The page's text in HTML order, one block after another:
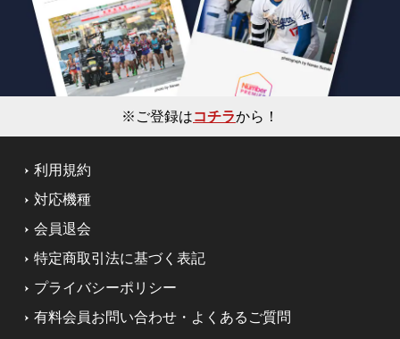
※ご登録はコチラから！
利用規約
対応機種
会員退会
特定商取引法に基づく表記
プライバシーポリシー
有料会員お問い合わせ・よくあるご質問